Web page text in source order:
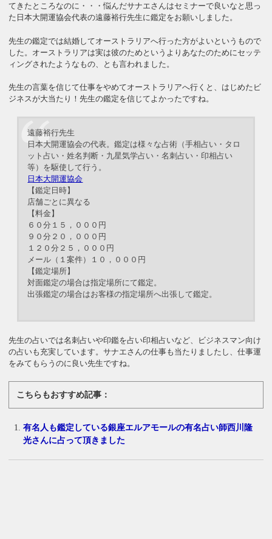
てきたところなのに・・・悩んだサナエさんはセミナーで良いなと思っ
た日本大開運協会代表の遠藤裕行先生に鑑定をお願いしました。
先生の鑑定では結婚してオーストラリアへ行った方がよいというもので
した。オーストラリアは実は彼のためというよりあなたのためにセッテ
ィングされたようなもの、とも言われました。
先生の言葉を信じて仕事をやめてオーストラリアへ行くと、はじめたビ
ジネスが大当たり！先生の鑑定を信じてよかったですね。
遠藤裕行先生
日本大開運協会の代表。鑑定は様々な占術（手相占い・タロ
ット占い・姓名判断・九星気学占い・名刺占い・印相占い
等）を駆使して行う。
日本大開運協会
【鑑定日時】
店舗ごとに異なる
【料金】
６０分１５，０００円
９０分２０，０００円
１２０分２５，０００円
メール（１案件）１０，０００円
【鑑定場所】
対面鑑定の場合は指定場所にて鑑定。
出張鑑定の場合はお客様の指定場所へ出張して鑑定。
先生の占いでは名刺占いや印鑑を占い印相占いなど、ビジネスマン向け
の占いも充実しています。サナエさんの仕事も当たりましたし、仕事運
をみてもらうのに良い先生ですね。
こちらもおすすめ記事：
有名人も鑑定している銀座エルアモールの有名占い師西川隆
光さんに占って頂きました